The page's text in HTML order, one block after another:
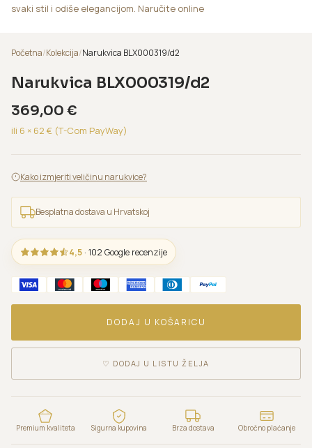
svaki stil i odiše elegancijom. Naručite online
Početna/Kolekcija/Narukvica BLX000319/d2
Narukvica BLX000319/d2
369,00 €
ili 6 × 62 € (T-Com PayWay)
Kako izmjeriti veličinu narukvice?
Besplatna dostava u Hrvatskoj
4,5 · 102 Google recenzije
DODAJ U KOŠARICU
♡ DODAJ U LISTU ŽELJA
Premium kvaliteta Sigurna kupovina Brza dostava Obročno plaćanje